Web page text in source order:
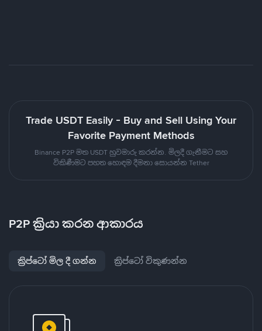
Trade USDT Easily - Buy and Sell Using Your
Favorite Payment Methods
Binance P2P මත USDT හුවමාරු කරන්න. මිලදී ගැනීමට සහ
විකිණීමට පහත හොඳම දීමනා සොයන්න Tether
P2P ක්‍රියා කරන ආකාරය
ක්‍රිප්ටෝ මිල දී ගන්න ක්‍රිප්ටෝ විකුණන්න